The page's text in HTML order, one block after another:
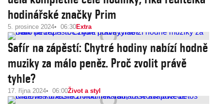
hodinářské značky Prim
5. prosince 2024 06:30Extra
Safír na zápěstí: Chytré hodiny nabízí hodně
muziky za málo peněz. Proč zvolit právě
tyhle?
17. října 2024 06:00Život a styl